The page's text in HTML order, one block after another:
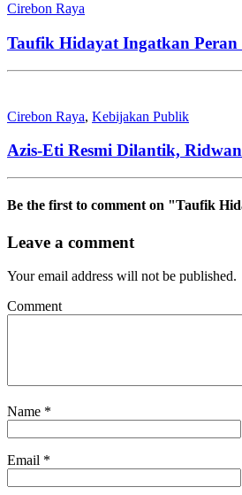
Cirebon Raya
Taufik Hidayat Ingatkan Peran
Cirebon Raya, Kebijakan Publik
Azis-Eti Resmi Dilantik,
Be the first to comment on "Taufik
Leave a comment
Your email address will not be published.
Comment
Name *
Email *